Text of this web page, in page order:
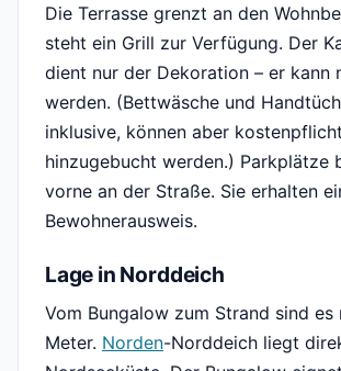
Die Terrasse grenzt an den
steht ein Grill zur Verfügung. Der
dient nur der Dekoration – er kann
werden. (Bettwäsche und
inklusive, können aber
hinzugebucht werden.) Parkplätze
vorne an der Straße. Sie erhalten
Bewohnerausweis.
Lage in Norddeich
Vom Bungalow zum Strand sind es
Meter. Norden-Norddeich liegt